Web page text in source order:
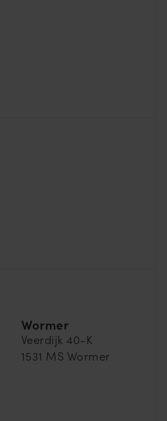
Wormer
Veerdijk 40-K
1531 MS Wormer